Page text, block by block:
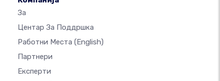
За
Центар За Поддршка
Работни Места (English)
Партнери
Експерти